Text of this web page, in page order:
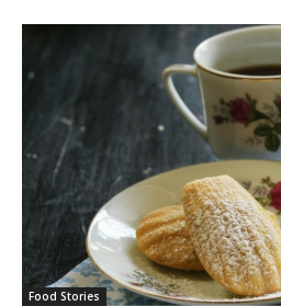
Food Stories